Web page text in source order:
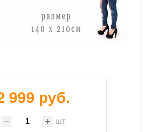
ВМФ "С нами Бог и
999 руб.
шт